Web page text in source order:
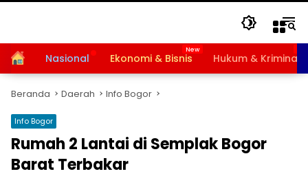
HomeNasional Ekonomi & Bisnis Hukum & Kriminal
Beranda Daerah Info Bogor
Info Bogor
Rumah 2 Lantai di Semplak Bogor
Barat Terbakar